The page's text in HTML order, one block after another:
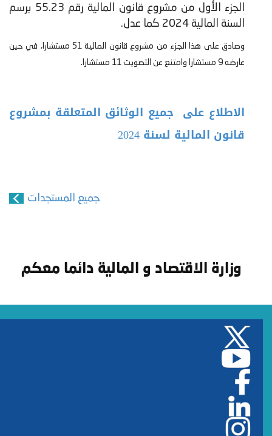
الجزء الأول من مشروع قانون المالية رقم 55.23 برسم
السنة المالية 2024 كما عدل.
وصادق على هذا الجزء من مشروع قانون المالية 51 مستشارا، في حين
عارضه 9 مستشارا وامتنع عن التصويت 11
مستشارا .
الاطلاع على جميع الوثائق المتعلقة بمشروع
قانون المالية لسنة 2024
جميع المستجدات
وزارة الاقتصاد و المالية دائما معكم